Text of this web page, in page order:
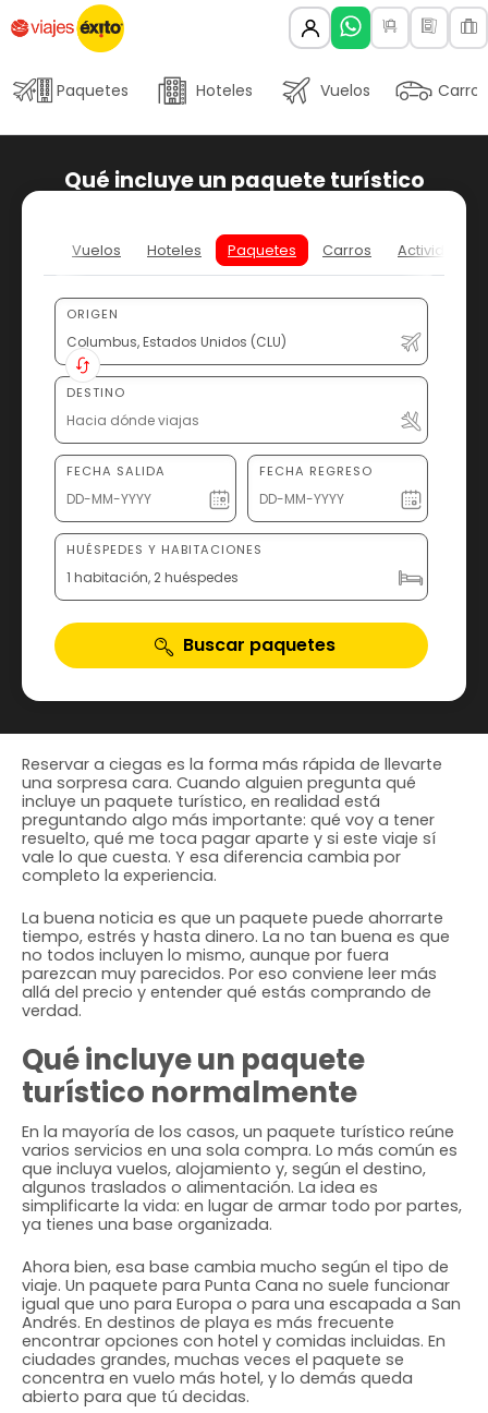
Paquetes Hoteles Vuelos Carros
Qué incluye un paquete turístico
Vuelos Hoteles Paquetes Carros Actividades
ORIGEN
DESTINO
FECHA SALIDA FECHA REGRESO
HUÉSPEDES Y HABITACIONES
1 habitación, 2 huéspedes
Buscar paquetes
Reservar a ciegas es la forma más rápida de llevarte
una sorpresa cara. Cuando alguien pregunta qué
incluye un paquete turístico, en realidad está
preguntando algo más importante: qué voy a tener
resuelto, qué me toca pagar aparte y si este viaje sí
vale lo que cuesta. Y esa diferencia cambia por
completo la experiencia.
La buena noticia es que un paquete puede ahorrarte
tiempo, estrés y hasta dinero. La no tan buena es que
no todos incluyen lo mismo, aunque por fuera
parezcan muy parecidos. Por eso conviene leer más
allá del precio y entender qué estás comprando de
verdad.
Qué incluye un paquete
turístico normalmente
En la mayoría de los casos, un paquete turístico reúne
varios servicios en una sola compra. Lo más común es
que incluya vuelos, alojamiento y, según el destino,
algunos traslados o alimentación. La idea es
simplificarte la vida: en lugar de armar todo por partes,
ya tienes una base organizada.
Ahora bien, esa base cambia mucho según el tipo de
viaje. Un paquete para Punta Cana no suele funcionar
igual que uno para Europa o para una escapada a San
Andrés. En destinos de playa es más frecuente
encontrar opciones con hotel y comidas incluidas. En
ciudades grandes, muchas veces el paquete se
concentra en vuelo más hotel, y lo demás queda
abierto para que tú decidas.